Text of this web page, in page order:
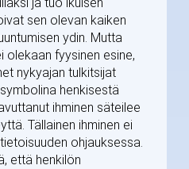
ja tuo ikuisen
sen olevan kaiken
ydin. Mutta
olekaan fyysinen esine,
nykyajan tulkitsijat
henkisestä
ihminen säteilee
Tällainen ihminen ei
ohjauksessa.
että henkilön